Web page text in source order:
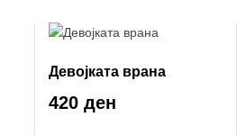
Девојката врана
420 ден